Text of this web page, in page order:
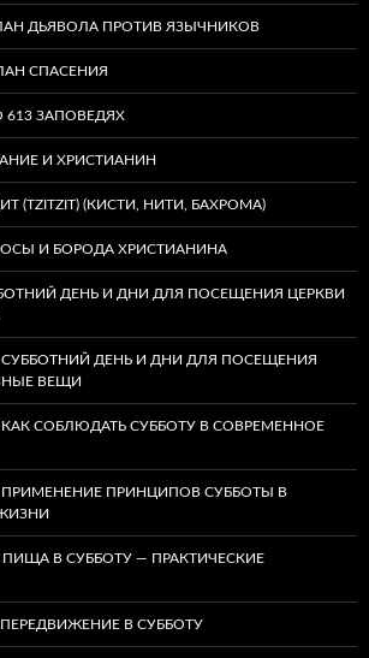
ДЬЯВОЛА ПРОТИВ ЯЗЫЧНИКОВ
СПАСЕНИЯ
ЗАПОВЕДЯХ
И ХРИСТИАНИН
(TZITZIT) (КИСТИ, НИТИ, БАХРОМА)
И БОРОДА ХРИСТИАНИНА
ДЕНЬ И ДНИ ДЛЯ ПОСЕЩЕНИЯ ЦЕРКВИ
ДЕНЬ И ДНИ ДЛЯ ПОСЕЩЕНИЯ
ВЕЩИ
СОБЛЮДАТЬ СУББОТУ В СОВРЕМЕННОЕ
ПРИНЦИПОВ СУББОТЫ В
В СУББОТУ — ПРАКТИЧЕСКИЕ
В СУББОТУ